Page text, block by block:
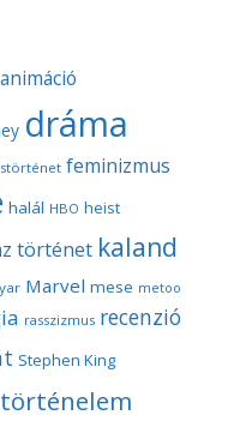
animáció
dráma
feminizmus
halál HBO heist
történet kaland
Marvel mese metoo
rasszizmus recenzió
Stephen King
történelem